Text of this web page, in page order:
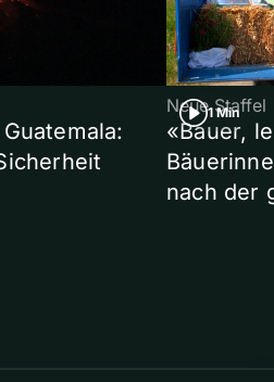
1 Min
Neue Staffel
«Bauer,
nach der